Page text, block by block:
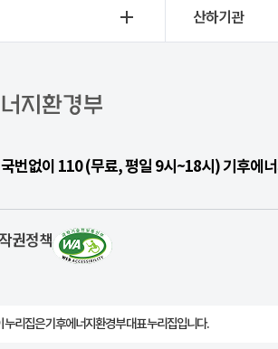
산하기관
번없이 110 (무료, 평일 9시~18시) 기후에
권정책
누리집은 기후에너지환경부 대표 누리집입니다.